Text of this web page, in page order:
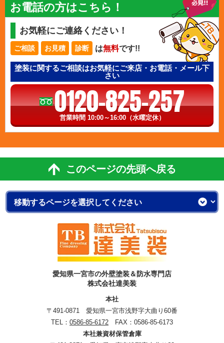
お電話の方はこちら！
お気軽にご連絡ください！
ご相談 お見積 診断 は無料です!!
塗装に関するご相談はお気軽にご来店・お電話・メール下
さい
0120-825-257
営業時間 10:00～16:00（水曜定休）
このページの先頭へ戻る
愛知県一宮市の外壁塗装＆防水専門店
株式会社達美装
本社
〒491-0871 愛知県一宮市浅野字大曲り60番
TEL： 0586-85-6172 FAX：0586-85-6173
本社兼資材保管倉庫